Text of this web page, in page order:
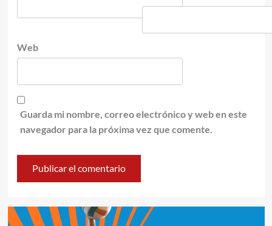
Web
Guarda mi nombre, correo electrónico y web en este
navegador para la próxima vez que comente.